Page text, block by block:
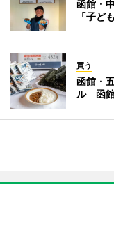
函館・
「子ど
買う
函館・
ル 函館